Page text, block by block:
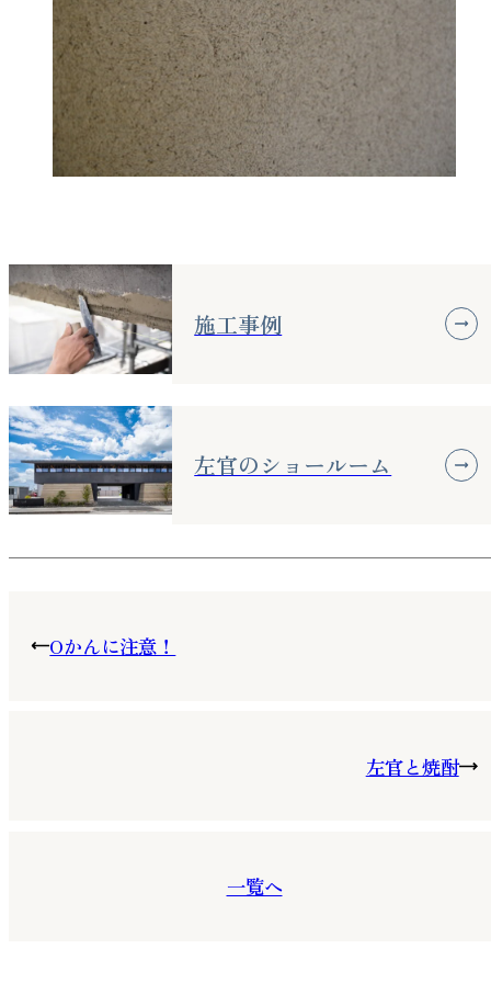
施工事例
左官のショールーム
Oかんに注意！
一覧へ
左官と焼酎